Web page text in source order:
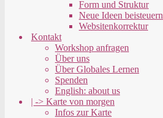
Form und Struktur
Neue Ideen beisteuern
Websitenkorrektur
Kontakt
Workshop anfragen
Über uns
Über Globales Lernen
Spenden
English: about us
| -> Karte von morgen
Infos zur Karte